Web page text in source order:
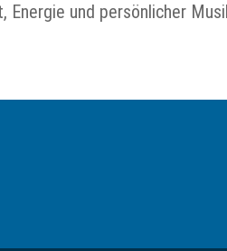
Energie und persönlicher